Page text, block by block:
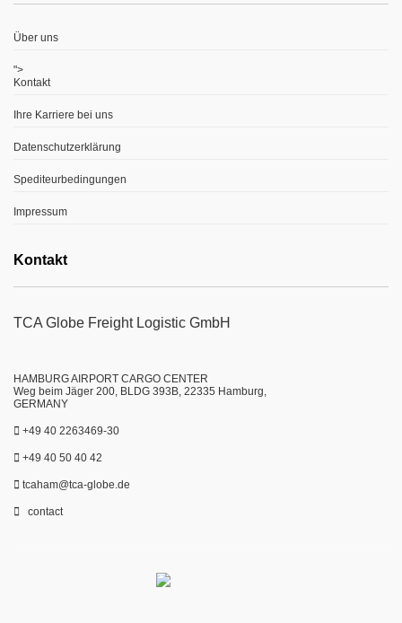
Über uns
">
Kontakt
Ihre Karriere bei uns
Datenschutzerklärung
Spediteurbedingungen
Impressum
Kontakt
TCA Globe Freight Logistic GmbH
HAMBURG AIRPORT CARGO CENTER
Weg beim Jäger 200, BLDG 393B, 22335 Hamburg,
GERMANY
+49 40 2263469-30
+49 40 50 40 42
tcaham@tca-globe.de
contact